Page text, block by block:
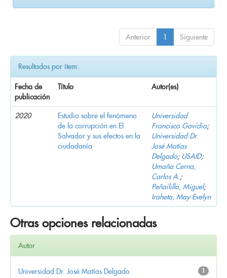
Anterior 1 Siguiente
Resultados por ítem:
Fecha de
publicación
Título Autor(es)
2020
Estudio sobre el fenómeno
de la corrupción en El
Salvador y sus efectos en la
ciudadanía
Universidad
Francisco Gavidia;
Universidad Dr.
José Matías
Delgado; USAID;
Umaña Cerna,
Carlos A.;
Peñailillo, Miguel;
Iraheta, May Evelyn
Otras opciones relacionadas
Autor
1
Universidad Dr. José Matías Delgado